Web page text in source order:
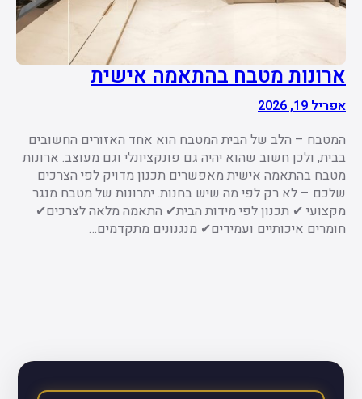
ארונות מטבח בהתאמה אישית
אפריל 19, 2026
המטבח – הלב של הבית המטבח הוא אחד האזורים החשובים
בבית, ולכן חשוב שהוא יהיה גם פונקציונלי וגם מעוצב. ארונות
מטבח בהתאמה אישית מאפשרים תכנון מדויק לפי הצרכים
שלכם – לא רק לפי מה שיש בחנות. יתרונות של מטבח מנגר
מקצועי ✔ תכנון לפי מידות הבית✔ התאמה מלאה לצרכים✔
חומרים איכותיים ועמידים✔ מנגנונים מתקדמים…